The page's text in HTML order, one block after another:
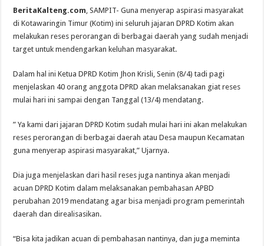
BeritaKalteng.com , SAMPIT- Guna menyerap aspirasi masyarakat
di Kotawaringin Timur (Kotim) ini seluruh jajaran DPRD Kotim akan
melakukan reses perorangan di berbagai daerah yang sudah menjadi
target untuk mendengarkan keluhan masyarakat.
Dalam hal ini Ketua DPRD Kotim Jhon Krisli, Senin (8/4) tadi pagi
menjelaskan 40 orang anggota DPRD akan melaksanakan giat reses
mulai hari ini sampai dengan Tanggal (13/4) mendatang.
” Ya kami dari jajaran DPRD Kotim sudah mulai hari ini akan melakukan
reses perorangan di berbagai daerah atau Desa maupun Kecamatan
guna menyerap aspirasi masyarakat,” Ujarnya.
Dia juga menjelaskan dari hasil reses juga nantinya akan menjadi
acuan DPRD Kotim dalam melaksanakan pembahasan APBD
perubahan 2019 mendatang agar bisa menjadi program pemerintah
daerah dan direalisasikan.
“Bisa kita jadikan acuan di pembahasan nantinya, dan juga meminta